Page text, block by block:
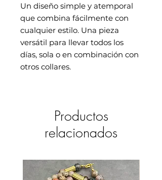
Un diseño simple y atemporal
que combina fácilmente con
cualquier estilo. Una pieza
versátil para llevar todos los
días, sola o en combinación con
otros collares.
Productos
relacionados